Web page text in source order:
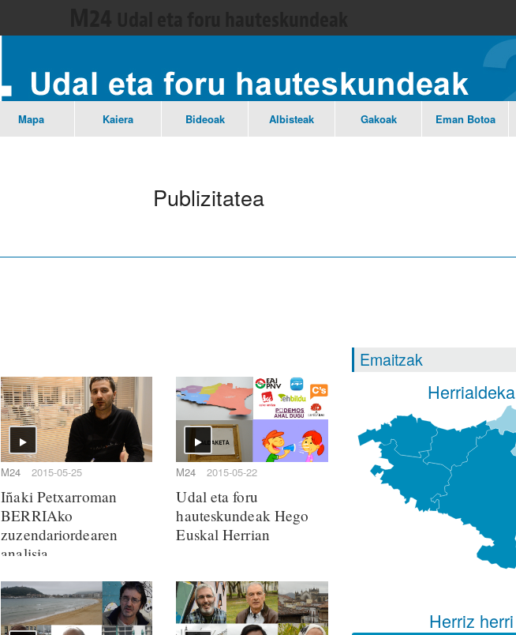
Mapa Kaiera Bideoak Albisteak Gakoak Eman Botoa
Publizitatea
M24 2015-05-25
Iñaki Petxarroman
BERRIAko
zuzendariordearen
analisia
M24 2015-05-22
Udal eta foru
hauteskundeak Hego
Euskal Herrian
Emaitzak
Herrialdeka
Herriz herri